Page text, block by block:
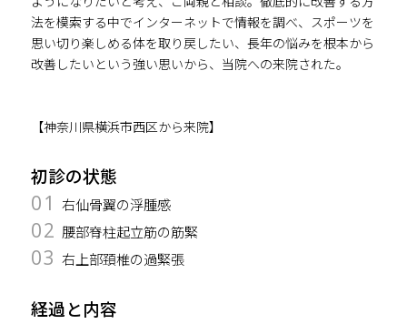
法を模索する中でインターネットで情報を調べ、スポーツを
思い切り楽しめる体を取り戻したい、長年の悩みを根本から
改善したいという強い思いから、当院への来院された。
【神奈川県横浜市西区から来院】
初診の状態
01 右仙骨翼の浮腫感
02 腰部脊柱起立筋の筋緊
03 右上部頚椎の過緊張
経過と内容